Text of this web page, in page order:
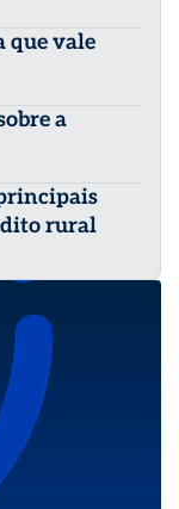
que vale
a
rural